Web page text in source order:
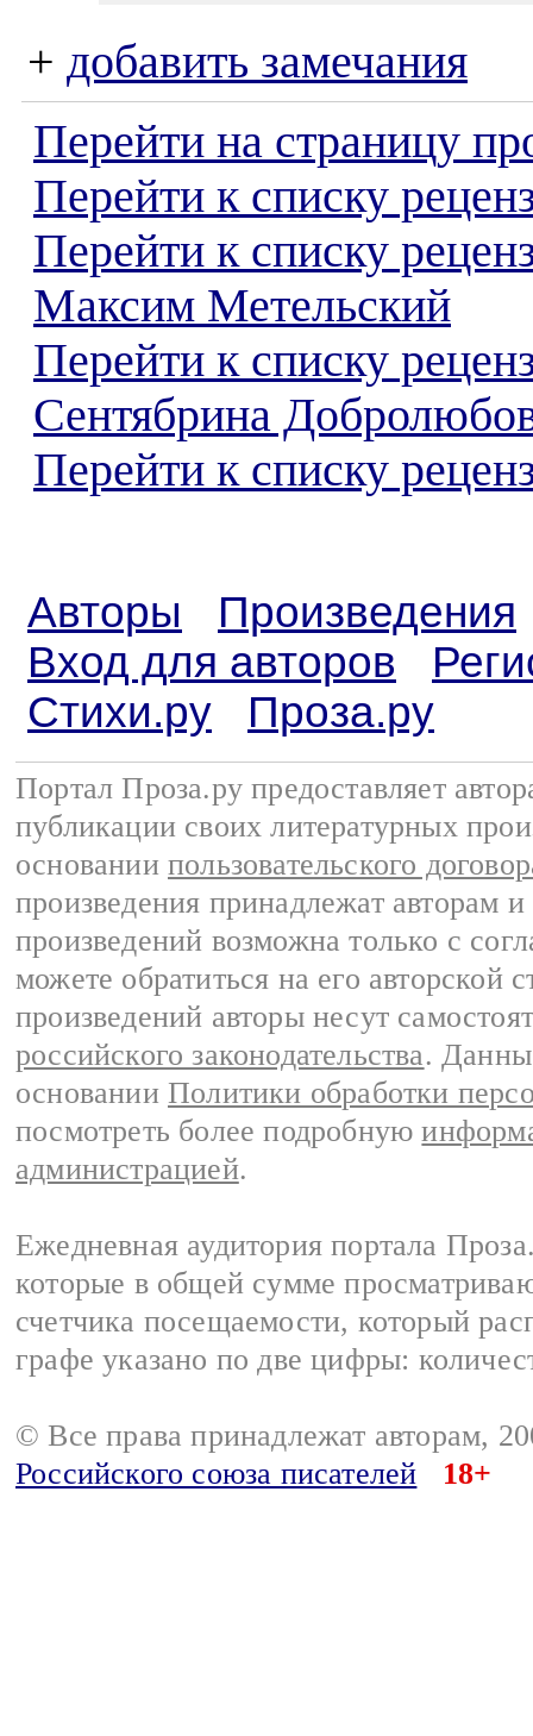
+ добавить замечания
Перейти на страницу
Перейти к списку
Перейти к списку
Максим Метельский
Перейти к списку
Сентябрина
Перейти к списку
Авторы
Произведения
Вход для авторов
Стихи.ру
Проза.ру
Портал Проза.ру предоставляет
публикации своих литературных
основании пользовательского
произведения принадлежат авторам
произведений возможна только с
можете обратиться на его авторской
произведений авторы несут
российского законодательства.
основании Политики обработки
посмотреть более подробную
администрацией.
Ежедневная аудитория портала
которые в общей сумме
счетчика посещаемости, который
графе указано по две цифры:
© Все права принадлежат авторам,
Российского союза писателей
18+